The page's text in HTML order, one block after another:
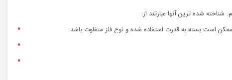
شده ترین آنها عبارتند از:
است بسته به قدرت استفاده شده و نوع فلز متفاوت باشد.